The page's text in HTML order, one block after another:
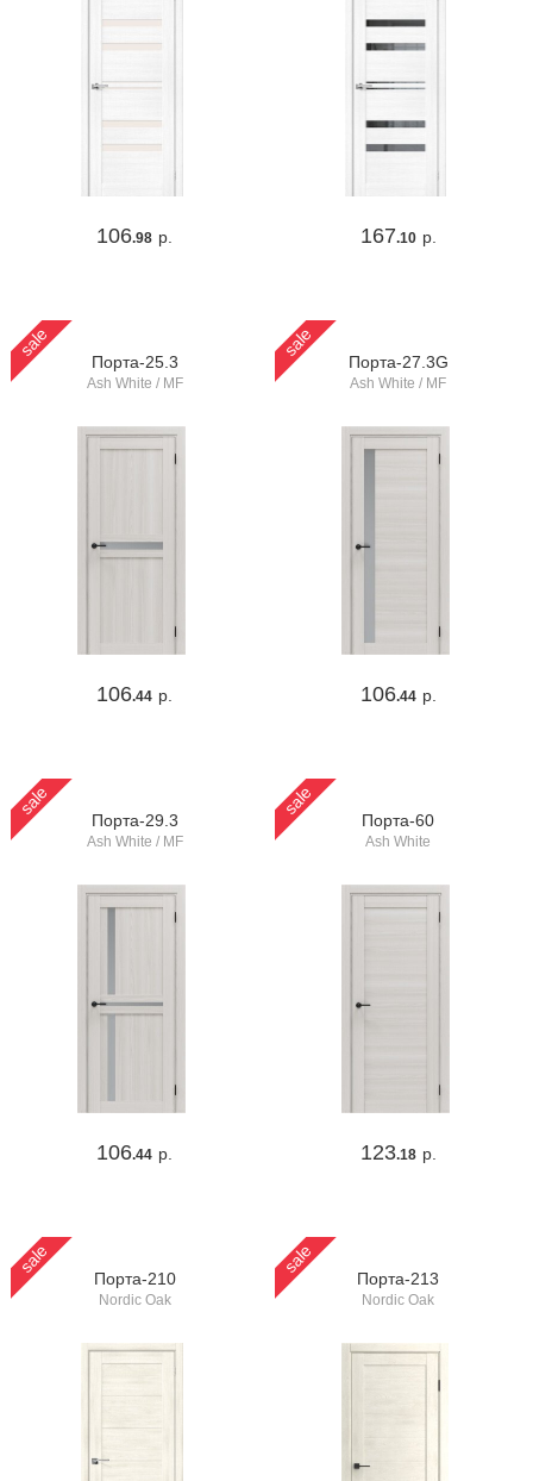
106.98 р. 167.10 р.
sale
Порта-25.3
Ash White / MF
106.44 р.
sale
Порта-27.3G
Ash White / MF
106.44 р.
sale
Порта-29.3
Ash White / MF
106.44 р.
sale
Порта-60
Ash White
123.18 р.
sale
Порта-210
Nordic Oak
sale
Порта-213
Nordic Oak